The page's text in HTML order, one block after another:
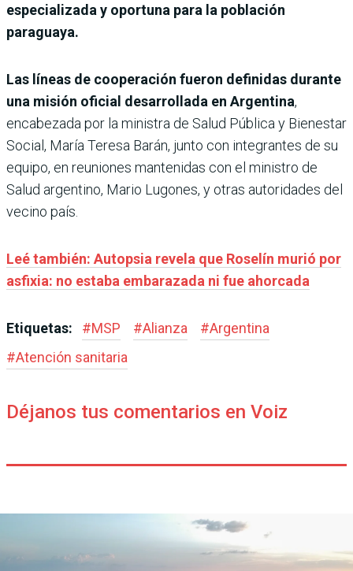
especializada y oportuna para la población
paraguaya.
Las líneas de cooperación fueron definidas durante
una misión oficial desarrollada en Argentina,
encabezada por la ministra de Salud Pública y Bienestar
Social, María Teresa Barán, junto con integrantes de su
equipo, en reuniones mantenidas con el ministro de
Salud argentino, Mario Lugones, y otras autoridades del
vecino país.
Leé también: Autopsia revela que Roselín murió por
asfixia: no estaba embarazada ni fue ahorcada
Etiquetas: #MSP #Alianza #Argentina
#Atención sanitaria
Déjanos tus comentarios en Voiz